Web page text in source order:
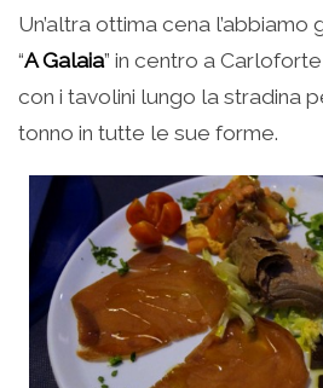
Un’altra ottima cena
“A Galaia” in centro a
con i tavolini lungo la stradina
tonno in tutte le sue forme.